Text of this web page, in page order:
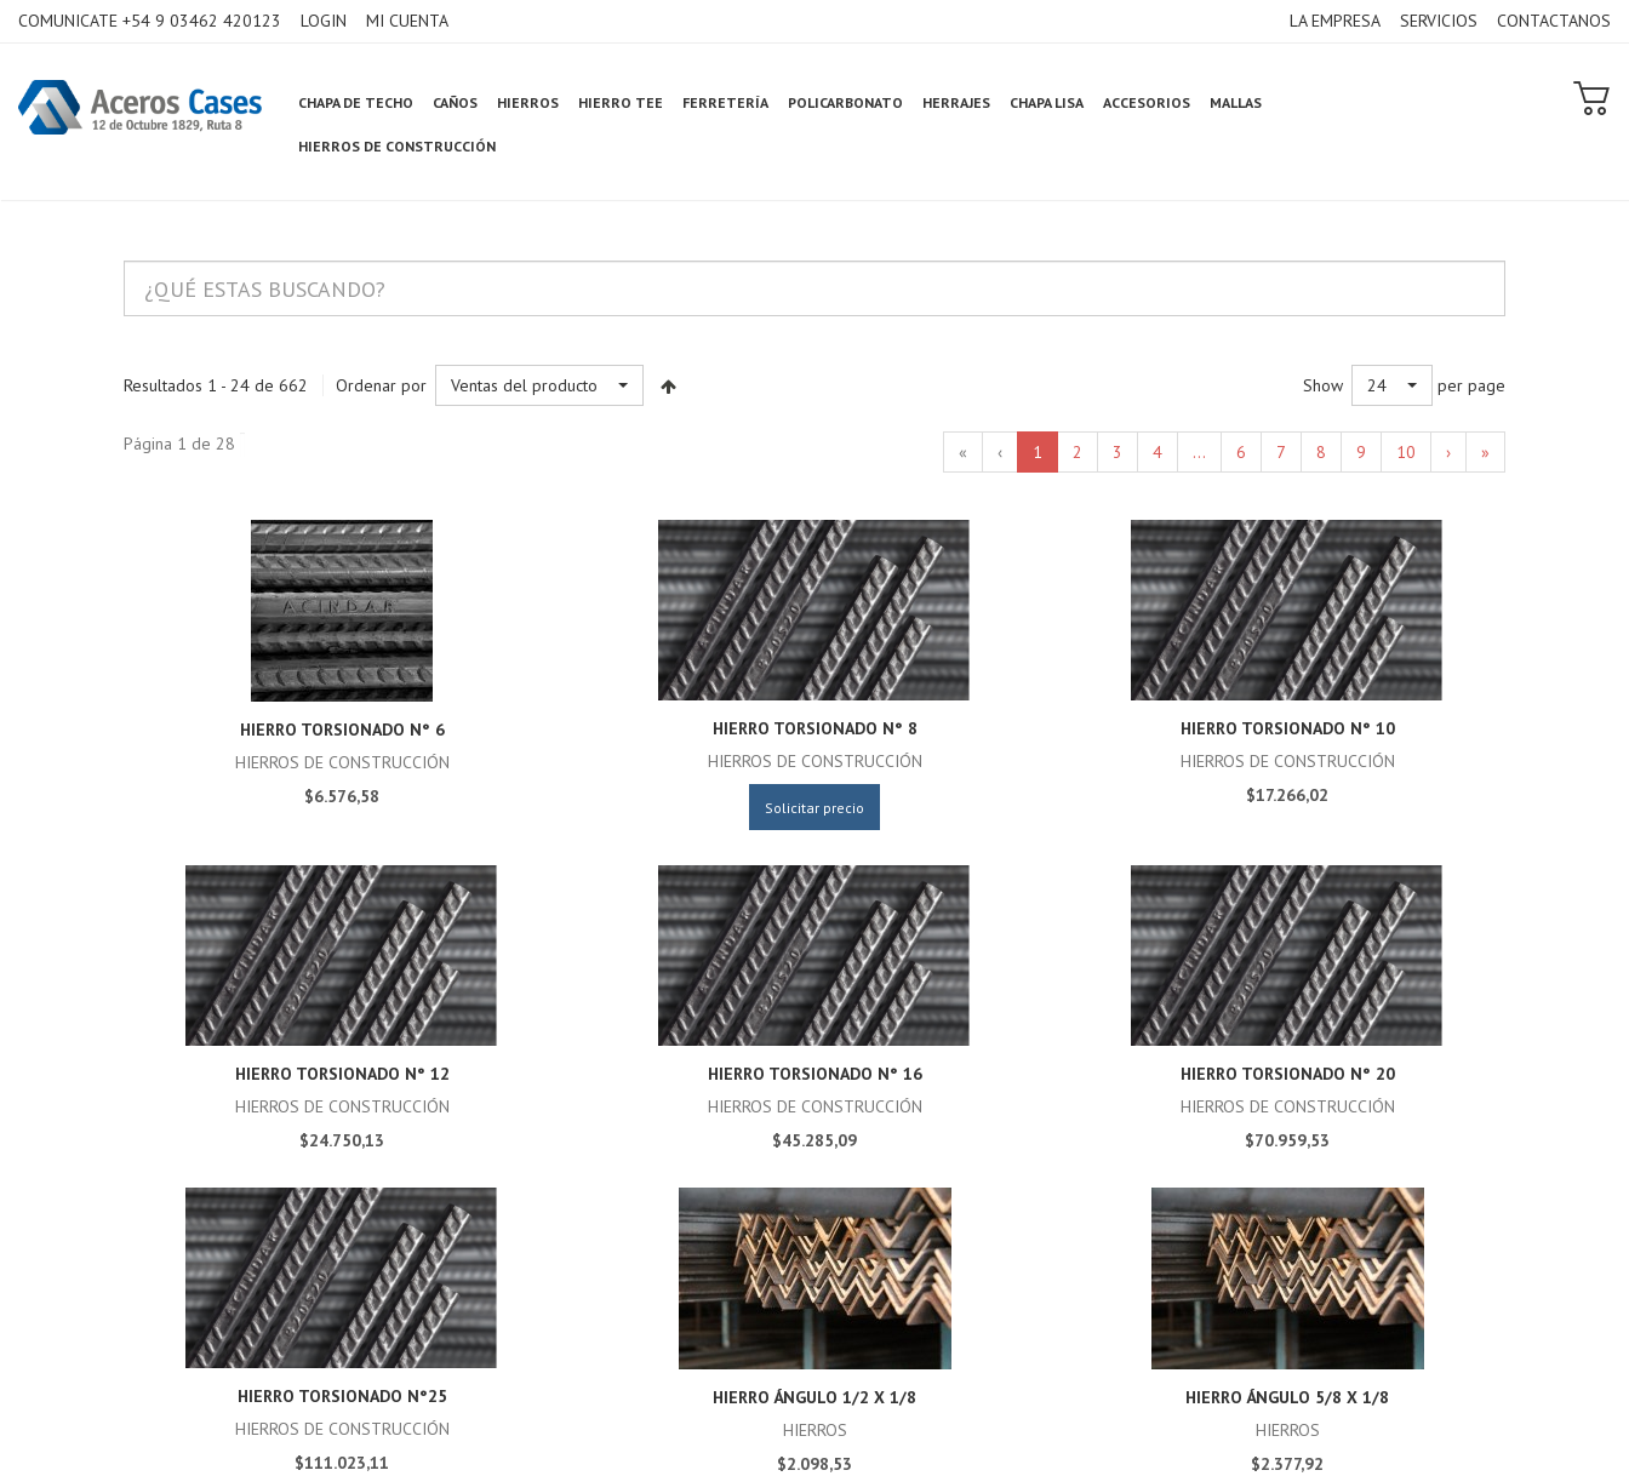
COMUNICATE +54 9 03462 420123 LOGIN MI CUENTA LA EMPRESA SERVICIOS CONTACTANOS
CHAPA DE TECHO CAÑOS HIERROS HIERRO TEE FERRETERÍA POLICARBONATO HERRAJES CHAPA LISA ACCESORIOS MALLAS
HIERROS DE CONSTRUCCIÓN
Resultados 1 - 24 de 662 Ordenar por Ventas del producto Show 24 per page
Página 1 de 28 « ‹ 1 2 3 4 ... 6 7 8 9 10 › »
HIERRO TORSIONADO N° 6
HIERROS DE CONSTRUCCIÓN
$6.576,58
HIERRO TORSIONADO N° 8
HIERROS DE CONSTRUCCIÓN
Solicitar precio
HIERRO TORSIONADO N° 10
HIERROS DE CONSTRUCCIÓN
$17.266,02
HIERRO TORSIONADO N° 12
HIERROS DE CONSTRUCCIÓN
$24.750,13
HIERRO TORSIONADO N° 16
HIERROS DE CONSTRUCCIÓN
$45.285,09
HIERRO TORSIONADO N° 20
HIERROS DE CONSTRUCCIÓN
$70.959,53
HIERRO TORSIONADO N°25
HIERROS DE CONSTRUCCIÓN
$111.023,11
HIERRO ÁNGULO 1/2 X 1/8
HIERROS
$2.098,53
HIERRO ÁNGULO 5/8 X 1/8
HIERROS
$2.377,92